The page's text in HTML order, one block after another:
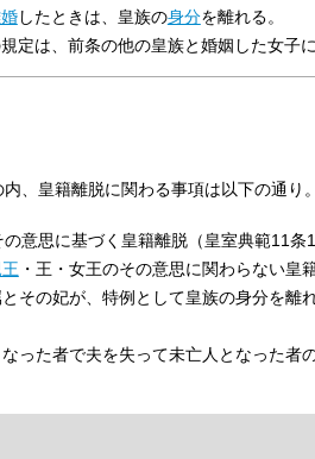
したときは、皇族の身分を離れる。
定は、前条の他の皇族と婚姻した女子
、皇籍離脱に関わる事項は以下の通り。
の意思に基づく皇籍離脱（皇室典範11条1
・王・女王のその意思に関わらない皇
その妃が、特例として皇族の身分を離
った者で夫を失って未亡人となった者